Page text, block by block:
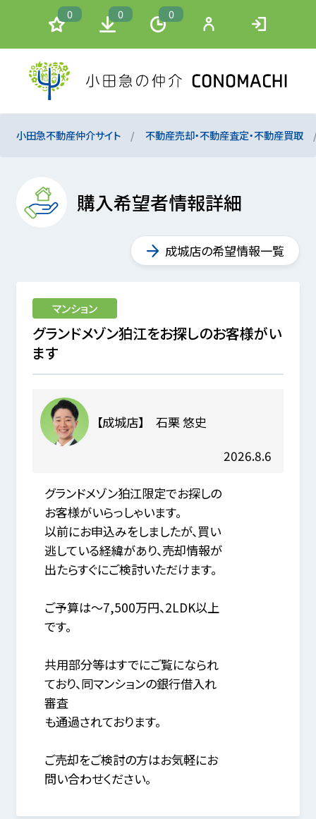
0 0 0
小田急不動産仲介サイト 不動産売却・不動産査定・不動産買取
購入希望者情報詳細
成城店の希望情報一覧
マンション
グランドメゾン狛江をお探しのお客様がい
ます
【成城店】 石栗 悠史
2026.8.6
グランドメゾン狛江限定でお探しの
お客様がいらっしゃいます。
以前にお申込みをしましたが、買い
逃している経緯があり、売却情報が
出たらすぐにご検討いただけます。
ご予算は～7,500万円、2LDK以上
です。
共用部分等はすでにご覧になられ
ており、同マンションの銀行借入れ
審査
も通過されております。
ご売却をご検討の方はお気軽にお
問い合わせください。